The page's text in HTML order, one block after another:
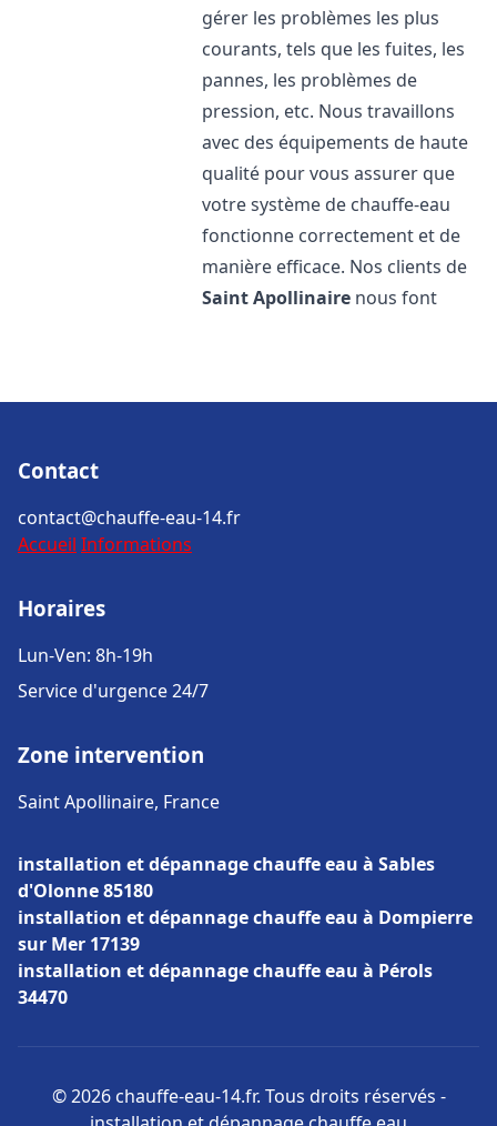
gérer les problèmes les plus
courants, tels que les fuites, les
pannes, les problèmes de
pression, etc. Nous travaillons
avec des équipements de haute
qualité pour vous assurer que
votre système de chauffe-eau
fonctionne correctement et de
manière efficace. Nos clients de
Saint Apollinaire nous font
Contact
contact@chauffe-eau-14.fr
Accueil Informations
Horaires
Lun-Ven: 8h-19h
Service d'urgence 24/7
Zone intervention
Saint Apollinaire, France
installation et dépannage chauffe eau à Sables
d'Olonne 85180
installation et dépannage chauffe eau à Dompierre
sur Mer 17139
installation et dépannage chauffe eau à Pérols
34470
© 2026 chauffe-eau-14.fr. Tous droits réservés -